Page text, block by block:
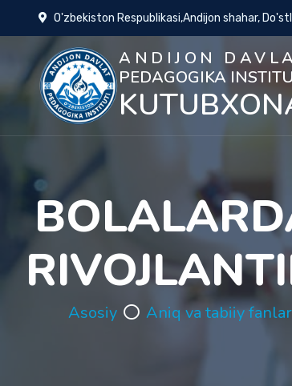
O'zbekiston Respublikasi,Andijon shahar,
ANDIJON
PEDAGOGIKA
Asosiy Aniq va tabiiy fanlar